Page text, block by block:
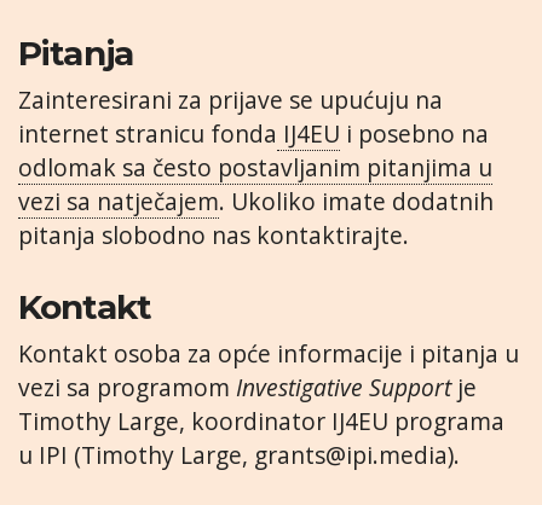
Pitanja
Zainteresirani za prijave se upućuju na
internet stranicu fonda IJ4EU i posebno na
odlomak sa često postavljanim pitanjima u
vezi sa natječajem. Ukoliko imate dodatnih
pitanja slobodno nas kontaktirajte.
Kontakt
Kontakt osoba za opće informacije i pitanja u
vezi sa programom Investigative Supportje
Timothy Large, koordinator IJ4EU programa
u IPI (Timothy Large, grants@ipi.media).